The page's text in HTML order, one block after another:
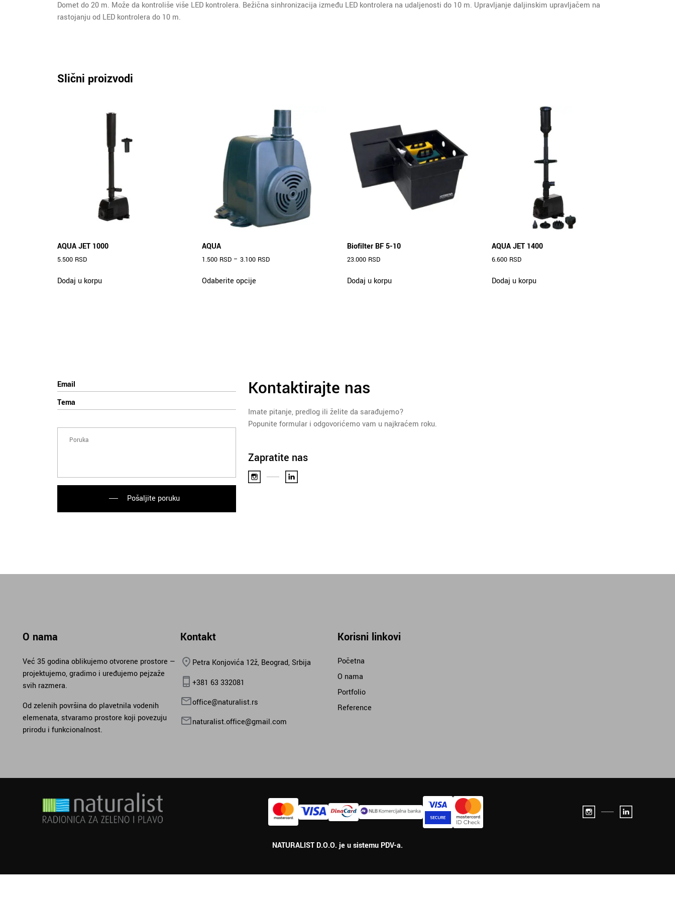
Domet do 20 m. Može da kontroliše više LED kontrolera. Bežična sinhronizacija između LED kontrolera na udaljenosti do 10 m. Upravljanje daljinskim upravljačem na
rastojanju od LED kontrolera do 10 m.
Slični proizvodi
AQUA JET 1000
5.500 RSD
Dodaj u korpu
AQUA
1.500 RSD –3.100 RSD
Odaberite opcije
proizvoda.
Biofilter BF 5-10
23.000 RSD
Dodaj u korpu
AQUA JET 1400
6.600 RSD
Dodaj u korpu
Pošaljite poruku
Kontaktirajte nas
Imate pitanje, predlog ili želite da sarađujemo?
Popunite formular i odgovorićemo vam u najkraćem roku.
Zapratite nas
O nama
Već 35 godina oblikujemo otvorene prostore —
projektujemo, gradimo i uređujemo pejzaže
svih razmera.
Od zelenih površina do plavetnila vodenih
elemenata, stvaramo prostore koji povezuju
prirodu i funkcionalnost.
Kontakt
Petra Konjovića 12ž, Beograd, Srbija
+381 63 332081
office@naturalist.rs
naturalist.office@gmail.com
Korisni linkovi
Početna
O nama
Portfolio
Reference
NATURALIST D.O.O. je u sistemu PDV-a.